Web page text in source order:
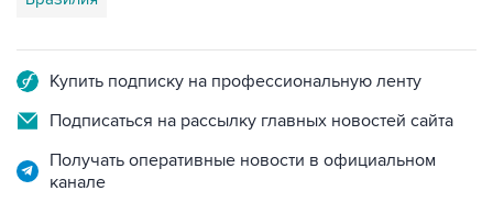
Подписаться на рассылку главных новостей сайта
Получать оперативные новости в официальном